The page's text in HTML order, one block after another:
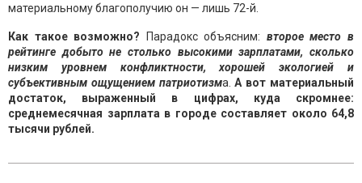
материальному благополучию он — лишь 72-й.
Как такое возможно? Парадокс объясним: второе место в
рейтинге добыто не столько высокими зарплатами, сколько
низким уровнем конфликтности, хорошей экологией и
субъективным ощущением патриотизма.А вот материальный
достаток, выраженный в цифрах, куда скромнее:
среднемесячная зарплата в городе составляет около 64,8
тысячи рублей.